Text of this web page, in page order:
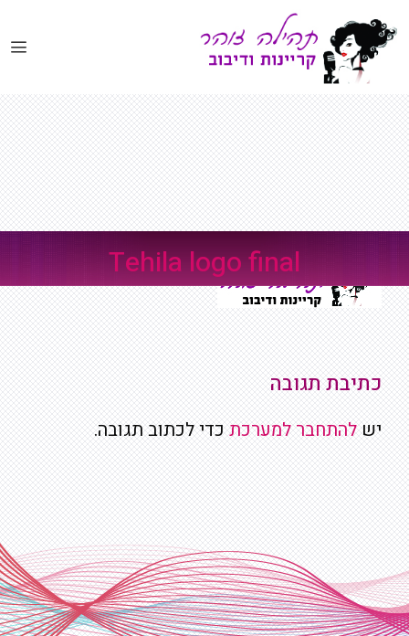
לדלג
לתוכן
Tehila logo final
כתיבת תגובה
יש להתחבר למערכת כדי לכתוב תגובה.